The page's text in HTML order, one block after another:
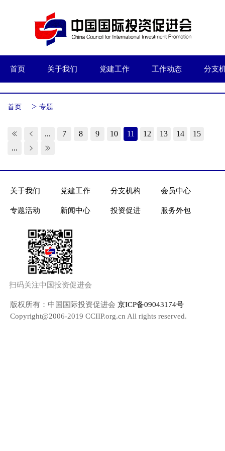
首页 关于我们 党建工作 工作动态 分支
首页 > 专题
... 7 8 9 10 11 12 13 14
15
...
关于我们 党建工作 分支机构 会员中心
专题活动 新闻中心 投资促进 服务外包
扫码关注中国投资促进会
版权所有：中国国际投资促进会 京ICP备09043174号
Copyright@2006-2019 CCIIP.org.cn All rights reserved.